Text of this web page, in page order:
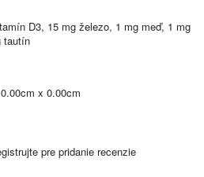
D3, 15 mg železo, 1 mg meď, 1 mg
tautín
x 0.00cm
pre pridanie recenzie